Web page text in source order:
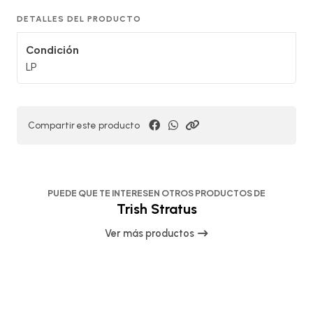
DETALLES DEL PRODUCTO
Condición
LP
Compartir este producto
PUEDE QUE TE INTERESEN OTROS PRODUCTOS DE
Trish Stratus
Ver más productos